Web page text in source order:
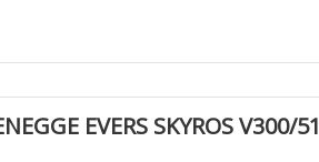
EVERS SKYROS V300/51